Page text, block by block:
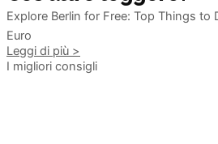
Explore Berlin for Free: Top Things to
Euro
Leggi di più >
I migliori consigli